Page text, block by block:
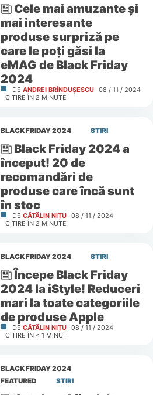
Cele mai amuzante și
mai interesante
produse surpriză pe
care le poți găsi la
eMAG de Black Friday
2024
DE ANDREI BRÎNDUȘESCU 08 / 11 / 2024
CITIRE ÎN 2 MINUTE
BLACK FRIDAY 2024 STIRI
Black Friday 2024 a
început! 20 de
recomandări de
produse care încă sunt
în stoc
DE CĂTĂLIN NIȚU 08 / 11 / 2024
CITIRE ÎN 2 MINUTE
BLACK FRIDAY 2024 STIRI
Începe Black Friday
2024 la iStyle! Reduceri
mari la toate categoriile
de produse Apple
DE CĂTĂLIN NIȚU 08 / 11 / 2024
CITIRE ÎN < 1 MINUT
BLACK FRIDAY 2024
FEATURED
STIRI